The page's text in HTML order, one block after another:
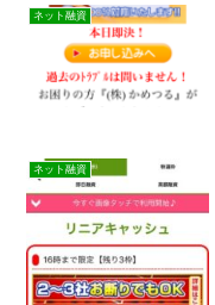
ネット融資
ネット融資